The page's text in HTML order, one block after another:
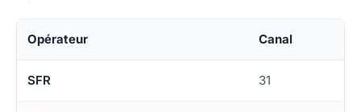
Opérateur Canal
SFR 31